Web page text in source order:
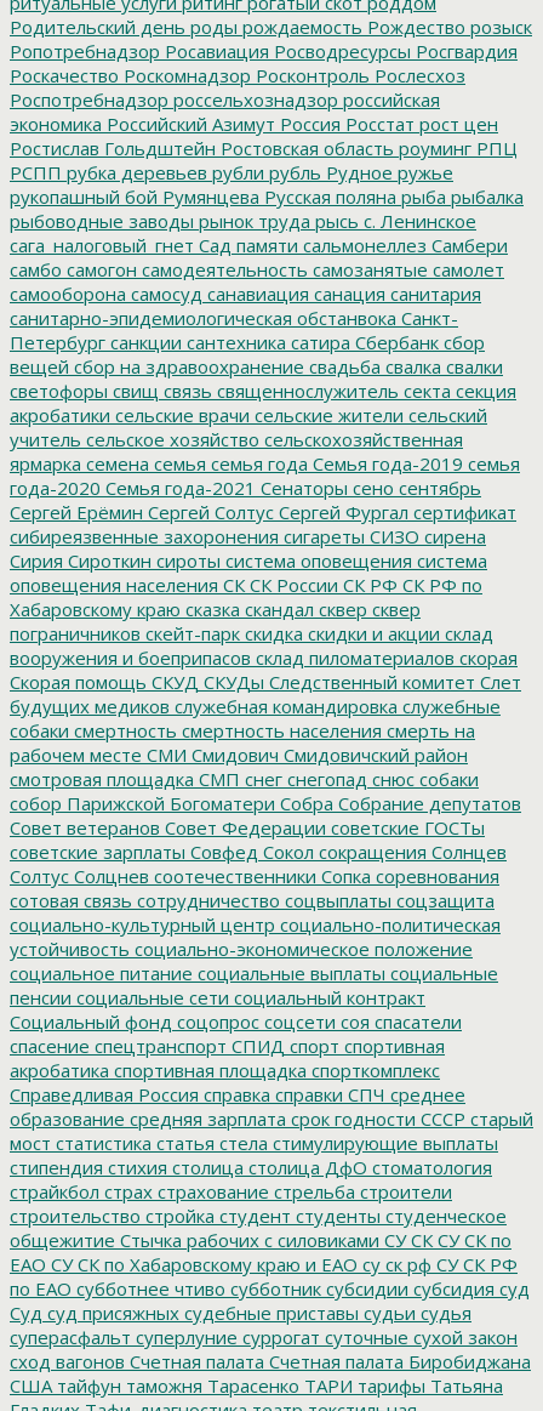
Родительский день роды рождаемость Рождество розыск
Ропотребнадзор Росавиация Росводресурсы Росгвардия
Роскачество Роскомнадзор Росконтроль Рослесхоз
Роспотребнадзор россельхознадзор российская
экономика Российский Азимут Россия Росстат рост цен
Ростислав Гольдштейн Ростовская область роуминг РПЦ
РСПП рубка деревьев рубли рубль Рудное ружье
рукопашный бой Румянцева Русская поляна рыба рыбалка
рыбоводные заводы рынок труда рысь с. Ленинское
сага_налоговый_гнет Сад памяти сальмонеллез Самбери
самбо самогон самодеятельность самозанятые самолет
самооборона самосуд санавиация санация санитария
санитарно-эпидемиологическая обстанвока Санкт-
Петербург санкции сантехника сатира Сбербанк сбор
вещей сбор на здравоохранение свадьба свалка свалки
светофоры свищ связь священнослужитель секта секция
акробатики сельские врачи сельские жители сельский
учитель сельское хозяйство сельскохозяйственная
ярмарка семена семья семья года Семья года-2019 семья
года-2020 Семья года-2021 Сенаторы сено сентябрь
Сергей Ерёмин Сергей Солтус Сергей Фургал сертификат
сибиреязвенные захоронения сигареты СИЗО сирена
Сирия Сироткин сироты система оповещения система
оповещения населения СК СК России СК РФ СК РФ по
Хабаровскому краю сказка скандал сквер сквер
пограничников скейт-парк скидка скидки и акции склад
вооружения и боеприпасов склад пиломатериалов скорая
Скорая помощь СКУД СКУДы Следственный комитет Слет
будущих медиков служебная командировка служебные
собаки смертность смертность населения смерть на
рабочем месте СМИ Смидович Смидовичский район
смотровая площадка СМП снег снегопад снюс собаки
собор Парижской Богоматери Собра Собрание депутатов
Совет ветеранов Совет Федерации советские ГОСТы
советские зарплаты Совфед Сокол сокращения Солнцев
Солтус Солцнев соотечественники Сопка соревнования
сотовая связь сотрудничество соцвыплаты соцзащита
социально-культурный центр социально-политическая
устойчивость социально-экономическое положение
социальное питание социальные выплаты социальные
пенсии социальные сети социальный контракт
Социальный фонд соцопрос соцсети соя спасатели
спасение спецтранспорт СПИД спорт спортивная
акробатика спортивная площадка спорткомплекс
Справедливая Россия справка справки СПЧ среднее
образование средняя зарплата срок годности СССР старый
мост статистика статья стела стимулирующие выплаты
стипендия стихия столица столица ДфО стоматология
страйкбол страх страхование стрельба строители
строительство стройка студент студенты студенческое
общежитие Стычка рабочих с силовиками СУ СК СУ СК по
ЕАО СУ СК по Хабаровскому краю и ЕАО су ск рф СУ СК РФ
по ЕАО субботнее чтиво субботник субсидии субсидия суд
Суд суд присяжных судебные приставы судьи судья
суперасфальт суперлуние суррогат суточные сухой закон
сход вагонов Счетная палата Счетная палата Биробиджана
США тайфун таможня Тарасенко ТАРИ тарифы Татьяна